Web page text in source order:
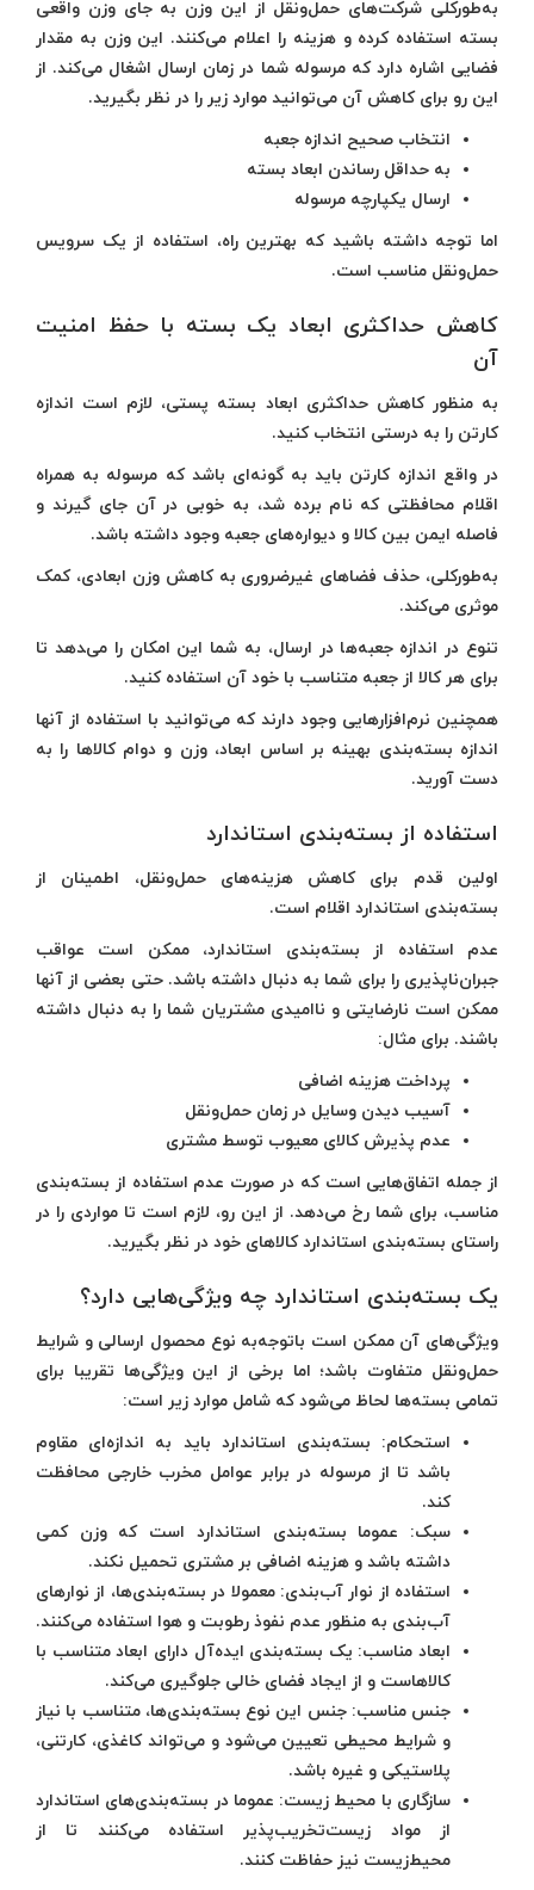
به‌طورکلی شرکت‌های حمل‌و‌نقل از این وزن به جای وزن واقعی
بسته استفاده کرده و هزینه را اعلام می‌کنند. این وزن به مقدار
فضایی اشاره دارد که مرسوله شما در زمان ارسال اشغال می‌کند. از
این رو برای کاهش آن می‌توانید موارد زیر را در نظر بگیرید.
انتخاب صحیح اندازه جعبه
به حداقل رساندن ابعاد بسته
ارسال یکپارچه مرسوله
اما توجه داشته باشید که بهترین راه، استفاده از یک سرویس
حمل‌ونقل مناسب است.
کاهش حداکثری ابعاد یک بسته با حفظ امنیت
آن
به منظور کاهش حداکثری ابعاد بسته پستی، لازم است اندازه
کارتن را به درستی انتخاب کنید.
در واقع اندازه کارتن باید به گونه‌ای باشد که مرسوله به همراه
اقلام محافظتی که نام برده شد، به خوبی در آن جای گیرند و
فاصله ایمن بین کالا و دیواره‌های جعبه وجود داشته باشد.
به‌طورکلی، حذف فضاهای غیرضروری به کاهش وزن ابعادی، کمک
موثری می‌کند.
تنوع در اندازه جعبه‌ها در ارسال، به شما این امکان را می‌‍دهد تا
برای هر کالا از جعبه متناسب با خود آن استفاده کنید.
همچنین نرم‌افزارهایی وجود دارند که می‌توانید با استفاده از آنها
اندازه بسته‌بندی بهینه بر اساس ابعاد، وزن و دوام کالاها را به
دست آورید.
استفاده از بسته‌بندی استاندارد
اولین قدم برای کاهش هزینه‌های حمل‌ونقل، اطمینان از
بسته‌بندی استاندارد اقلام است.
عدم استفاده از بسته‌بندی استاندارد، ممکن است عواقب
جبران‌ناپذیری را برای شما به دنبال داشته باشد. حتی بعضی از آنها
ممکن است نارضایتی و ناامیدی مشتریان شما را به دنبال داشته
باشند. برای مثال:
پرداخت هزینه اضافی
آسیب دیدن وسایل در زمان حمل‌ونقل
عدم پذیرش کالای معیوب توسط مشتری
از جمله اتفاق‌هایی است که در صورت عدم استفاده از بسته‌بندی
مناسب، برای شما رخ می‌دهد. از این رو، لازم است تا مواردی را در
راستای بسته‌بندی استاندارد کالاهای خود در نظر بگیرید.
یک بسته‌بندی استاندارد چه ویژگی‌هایی دارد؟
ویژگی‌های آن ممکن است باتوجه‌به نوع محصول ارسالی و شرایط
حمل‌ونقل متفاوت باشد؛ اما برخی از این ویژگی‌ها تقریبا برای
تمامی بسته‌ها لحاظ می‌شود که شامل موارد زیر است:
استحکام: بسته‌بندی استاندارد باید به اندازه‌ای مقاوم
باشد تا از مرسوله در برابر عوامل مخرب خارجی محافظت
کند.
سبک: عموما بسته‌بندی استاندارد است که وزن کمی
داشته باشد و هزینه اضافی بر مشتری تحمیل نکند.
استفاده از نوار آب‌بندی: معمولا در بسته‌بندی‌ها، از نوارهای
آب‌بندی به منظور عدم نفوذ رطوبت و هوا استفاده می‌کنند.
ابعاد مناسب: یک بسته‌بندی ایده‌آل دارای ابعاد متناسب با
کالاهاست و از ایجاد فضای خالی جلوگیری می‌کند.
جنس مناسب: جنس این نوع بسته‌بندی‌ها، متناسب با نیاز
و شرایط محیطی تعیین می‌شود و می‌تواند کاغذی، کارتنی،
پلاستیکی و غیره باشد.
سازگاری با محیط زیست: عموما در بسته‌بندی‌های استاندارد
از مواد زیست‌تخریب‌پذیر استفاده می‌کنند تا از
محیط‌زیست نیز حفاظت کنند.